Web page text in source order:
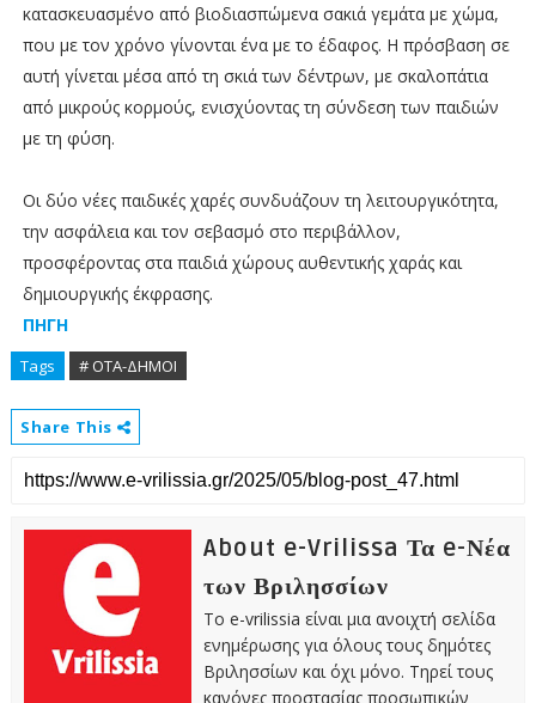
κατασκευασμένο από βιοδιασπώμενα σακιά γεμάτα με χώμα,
που με τον χρόνο γίνονται ένα με το έδαφος. Η πρόσβαση σε
αυτή γίνεται μέσα από τη σκιά των δέντρων, με σκαλοπάτια
από μικρούς κορμούς, ενισχύοντας τη σύνδεση των παιδιών
με τη φύση.
Οι δύο νέες παιδικές χαρές συνδυάζουν τη λειτουργικότητα,
την ασφάλεια και τον σεβασμό στο περιβάλλον,
προσφέροντας στα παιδιά χώρους αυθεντικής χαράς και
δημιουργικής έκφρασης.
ΠΗΓΗ
Tags # ΟΤΑ-ΔΗΜΟΙ
Share This
About e-Vrilissa Τα e-Νέα
των Βριλησσίων
Το e-vrilissia είναι μια ανοιχτή σελίδα
ενημέρωσης για όλους τους δημότες
Βριλησσίων και όχι μόνο. Τηρεί τους
κανόνες προστασίας προσωπικών